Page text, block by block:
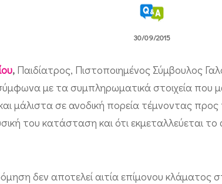
30/09/2015
, Παιδίατρος, Πιστοποιημένος Σύμβουλος
με τα συμπληρωματικά στοιχεία που
και μάλιστα σε ανοδική πορεία τέμνοντας
του κατάσταση και ότι εκμεταλλεύεται
δεν αποτελεί αιτία επίμονου